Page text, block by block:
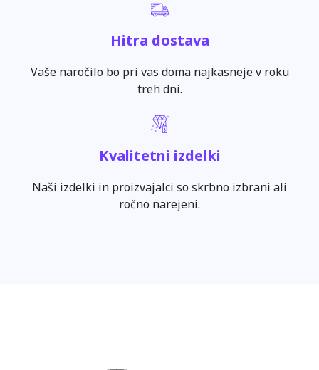
Hitra dostava
Vaše naročilo bo pri vas doma najkasneje v roku
treh dni.
Kvalitetni izdelki
Naši izdelki in proizvajalci so skrbno izbrani ali
ročno narejeni.